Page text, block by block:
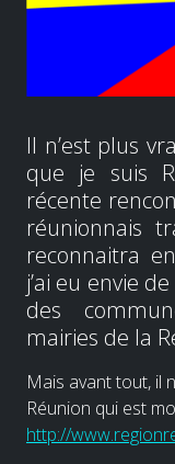
Il n’est plus
que je suis
récente
réunionnais
reconnaitra
j’ai eu envie
des
mairies de la
Mais avant tout, il
Réunion qui est
http://